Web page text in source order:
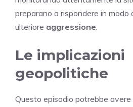
preparano a rispondere in modo
ulteriore aggressione.
Le implicazioni
geopolitiche
Questo episodio potrebbe avere